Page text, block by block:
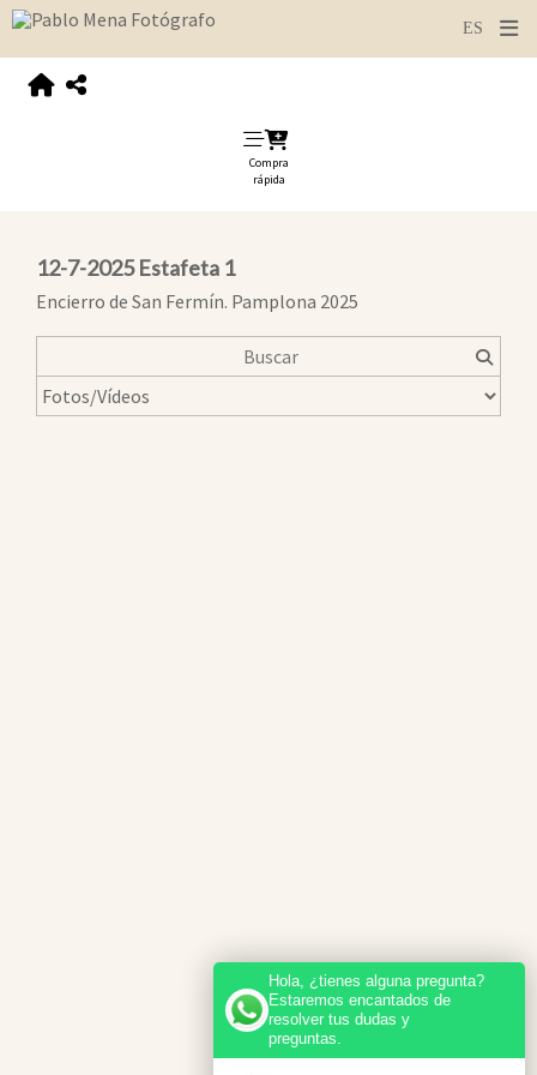
Compra
rápida
12-7-2025 Estafeta 1
Encierro de San Fermín. Pamplona 2025
Hola, ¿tienes alguna pregunta?
Estaremos encantados de
resolver tus dudas y
preguntas.